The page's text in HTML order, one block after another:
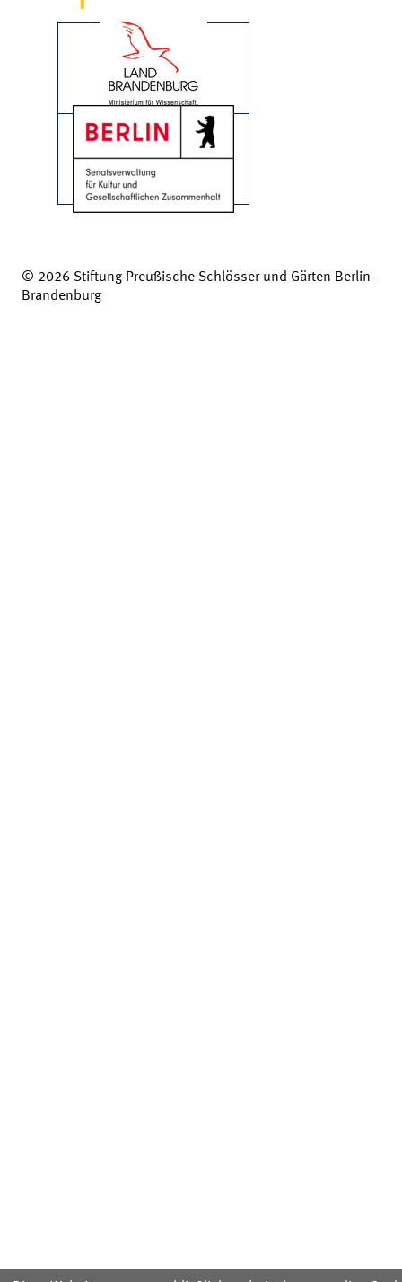
© 2026 Stiftung Preußische Schlösser und Gärten Berlin-
Brandenburg